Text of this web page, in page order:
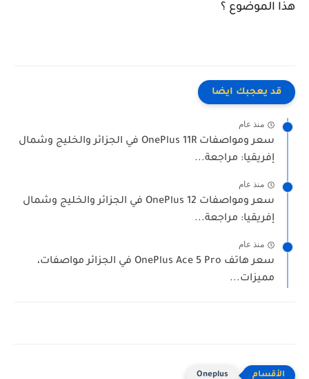
هذا الموضوع ؟
قد يعجبك ايضا
منذ عام
سعر ومواصفات OnePlus 11R في الجزائر والخليج وشمال
إفريقيا: مراجعة...
منذ عام
سعر ومواصفات OnePlus 12 في الجزائر والخليج وشمال
إفريقيا: مراجعة...
منذ عام
سعر هاتف OnePlus Ace 5 Pro في الجزائر مواصفات،
مميزات...
Oneplus